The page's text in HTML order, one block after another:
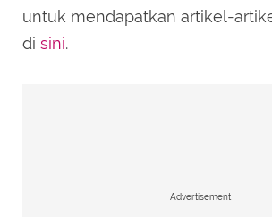
untuk mendapatkan artikel-
di sini.
Advertisement